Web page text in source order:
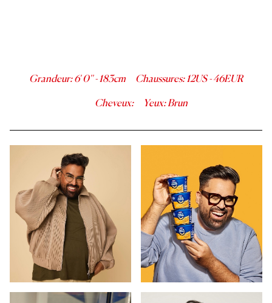
Grandeur:6' 0''-183cm Chaussures: 12US -46EUR
Cheveux: Yeux:Brun